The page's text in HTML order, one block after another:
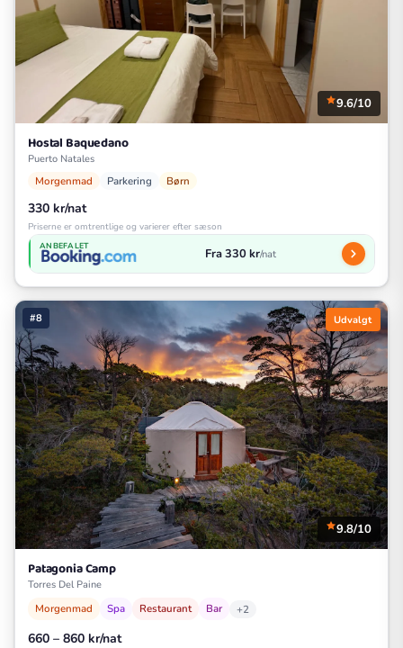
9.6/10
Hostal Baquedano
Puerto Natales
Morgenmad Parkering Børn
330 kr/nat
Priserne er omtrentlige og varierer efter sæson
ANBEFALET Fra 330 kr/nat
#8 Udvalgt
9.8/10
Patagonia Camp
Torres Del Paine
Morgenmad Spa Restaurant Bar +2
660 – 860 kr/nat